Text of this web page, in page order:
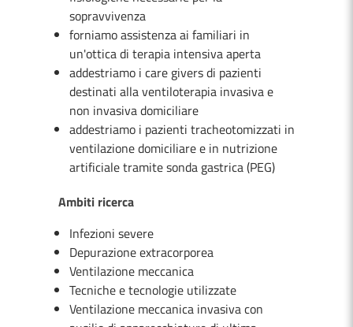
sopravvivenza
forniamo assistenza ai familiari in
un'ottica di terapia intensiva aperta
addestriamo i care givers di pazienti
destinati alla ventiloterapia invasiva e
non invasiva domiciliare
addestriamo i pazienti tracheotomizzati in
ventilazione domiciliare e in nutrizione
artificiale tramite sonda gastrica (PEG)
Ambiti ricerca
Infezioni severe
Depurazione extracorporea
Ventilazione meccanica
Tecniche e tecnologie utilizzate
Ventilazione meccanica invasiva con